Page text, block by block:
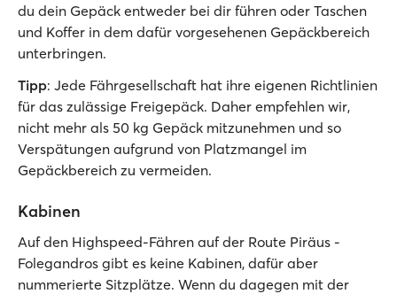
du dein Gepäck entweder bei dir führen oder Taschen
und Koffer in dem dafür vorgesehenen Gepäckbereich
unterbringen.
Tipp: Jede Fährgesellschaft hat ihre eigenen Richtlinien
für das zulässige Freigepäck. Daher empfehlen wir,
nicht mehr als 50 kg Gepäck mitzunehmen und so
Verspätungen aufgrund von Platzmangel im
Gepäckbereich zu vermeiden.
Kabinen
Auf den Highspeed-Fähren auf der Route Piräus -
Folegandros gibt es keine Kabinen, dafür aber
nummerierte Sitzplätze. Wenn du dagegen mit der